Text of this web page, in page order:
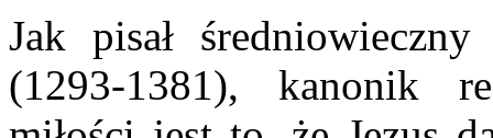
Jak pisał
(1293-1381), kanonik